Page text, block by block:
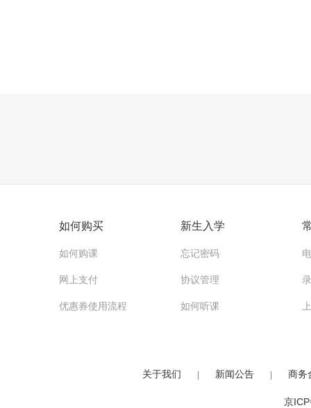
如何购买
如何购课
网上支付
优惠券使用流程
新生入学
忘记密码
协议管理
如何听课
关于我们 新闻公告 商务
京